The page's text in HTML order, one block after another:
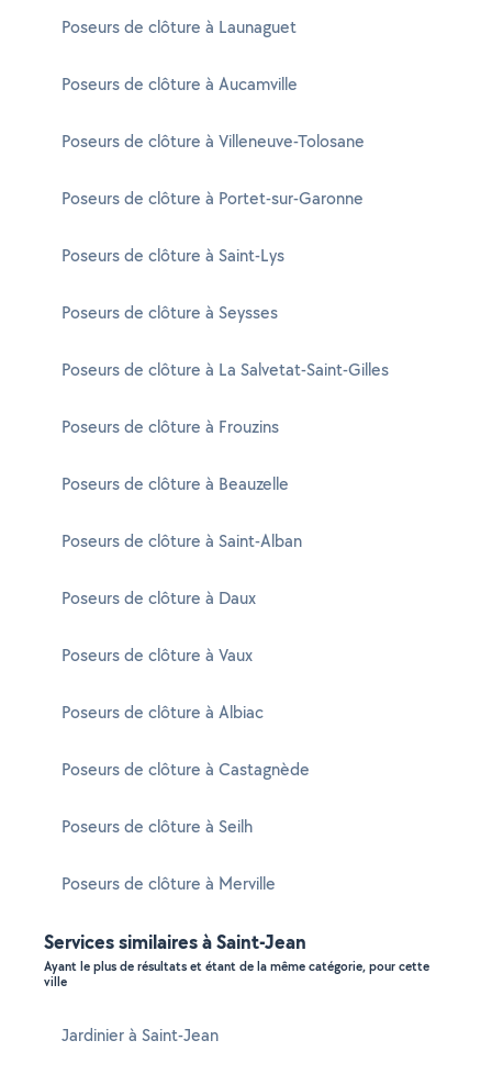
Poseurs de clôture à Launaguet
Poseurs de clôture à Aucamville
Poseurs de clôture à Villeneuve-Tolosane
Poseurs de clôture à Portet-sur-Garonne
Poseurs de clôture à Saint-Lys
Poseurs de clôture à Seysses
Poseurs de clôture à La Salvetat-Saint-Gilles
Poseurs de clôture à Frouzins
Poseurs de clôture à Beauzelle
Poseurs de clôture à Saint-Alban
Poseurs de clôture à Daux
Poseurs de clôture à Vaux
Poseurs de clôture à Albiac
Poseurs de clôture à Castagnède
Poseurs de clôture à Seilh
Poseurs de clôture à Merville
Services similaires à Saint-Jean
Ayant le plus de résultats et étant de la même catégorie, pour cette
ville
Jardinier à Saint-Jean